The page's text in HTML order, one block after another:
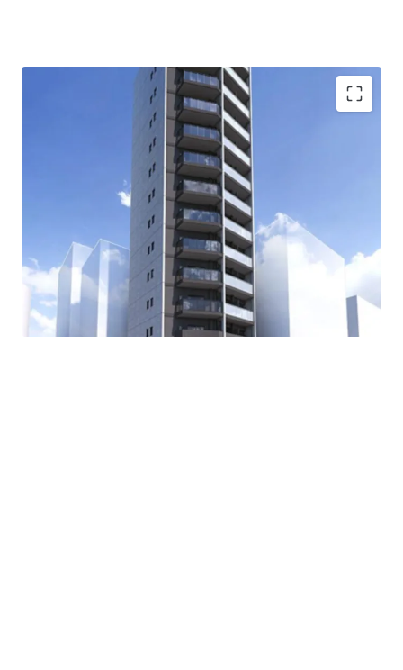
This is a residence building located at 1-3-1 Komagome,
Toshima-ku, Tokyo, with a total of 40 units, built in